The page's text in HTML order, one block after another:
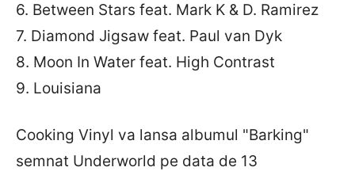
6. Between Stars feat. Mark K & D. Ramirez
7. Diamond Jigsaw feat. Paul van Dyk
8. Moon In Water feat. High Contrast
9. Louisiana
Cooking Vinyl va lansa albumul "Barking"
semnat Underworld pe data de 13